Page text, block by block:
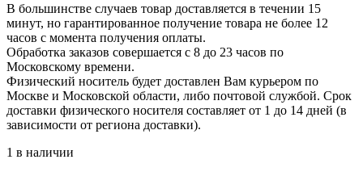
В большинстве случаев товар доставляется в течении 15
минут, но гарантированное получение товара не более 12
часов с момента получения оплаты.
Обработка заказов совершается с 8 до 23 часов по
Московскому времени.
Физический носитель будет доставлен Вам курьером по
Москве и Московской области, либо почтовой службой. Срок
доставки физического носителя составляет от 1 до 14 дней (в
зависимости от региона доставки).
1 в наличии